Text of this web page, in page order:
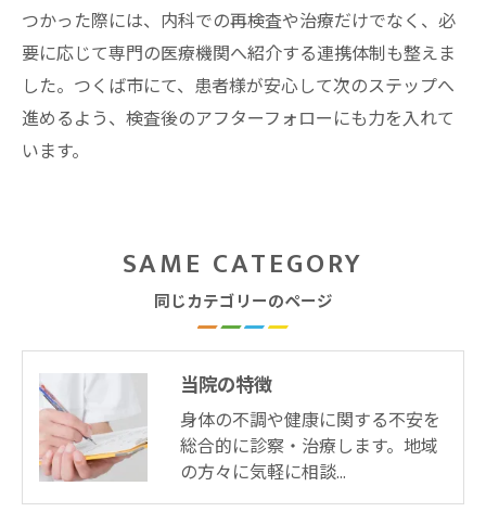
つかった際には、内科での再検査や治療だけでなく、必
要に応じて専門の医療機関へ紹介する連携体制も整えま
した。つくば市にて、患者様が安心して次のステップへ
進めるよう、検査後のアフターフォローにも力を入れて
います。
同じカテゴリーのページ
SAME CATEGORY
当院の特徴
身体の不調や健康に関する不安を
総合的に診察・治療します。地域
の方々に気軽に相談…